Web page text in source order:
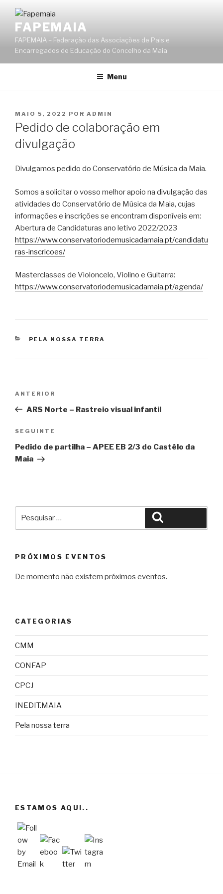
conteúdo
FAPEMAIA
FAPEMAIA – Federação das Associações de Pais e
Encarregados de Educação do Concelho da Maia
Menu
PUBLICADO
EM
MAIO 5, 2022 POR ADMIN
Pedido de colaboração em
divulgação
Divulgamos pedido do Conservatório de Música da Maia.
Somos a solicitar o vosso melhor apoio na divulgação das
atividades do Conservatório de Música da Maia, cujas
informações e inscrições se encontram disponíveis em:
Abertura de Candidaturas ano letivo 2022/2023
https://www.conservatoriodemusicadamaia.pt/candidatu
ras-inscricoes/
Masterclasses de Violoncelo, Violino e Guitarra:
https://www.conservatoriodemusicadamaia.pt/agenda/
CATEGORIAS
PELA NOSSA TERRA
artigos
Conteúdo
anterior
ANTERIOR
ARS Norte – Rastreio visual infantil
Conteúdo
seguinte
SEGUINTE
Pedido de partilha – APEE EB 2/3 do Castêlo da
Maia
PRÓXIMOS EVENTOS
De momento não existem próximos eventos.
CATEGORIAS
CMM
CONFAP
CPCJ
INEDIT.MAIA
Pela nossa terra
ESTAMOS AQUI..